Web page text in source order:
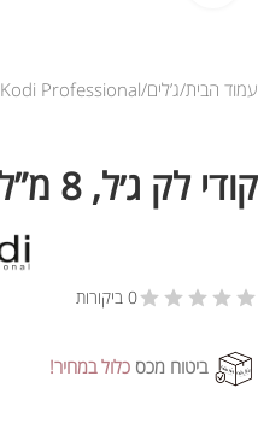
עמוד הבית ג’לים Kodi Professional
קודי לק ג׳ל, 8 מ”ל – P80
0 ביקורות
ביטוח מכס כלול במחיר!